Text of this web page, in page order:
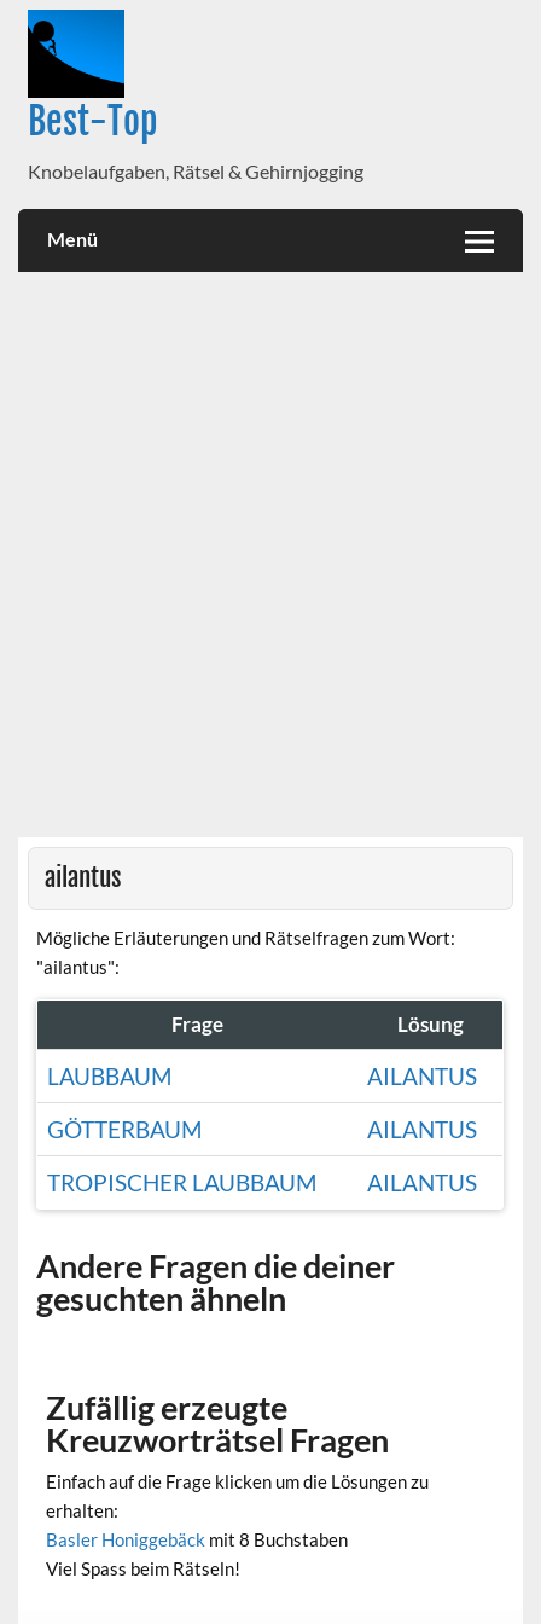
Best-Top
Knobelaufgaben, Rätsel & Gehirnjogging
Menü
ailantus
Mögliche Erläuterungen und Rätselfragen zum Wort:
"ailantus":
Frage Lösung
LAUBBAUM
AILANTUS
GÖTTERBAUM
AILANTUS
TROPISCHER LAUBBAUM
AILANTUS
Andere Fragen die deiner
gesuchten ähneln
Zufällig erzeugte
Kreuzworträtsel Fragen
Einfach auf die Frage klicken um die Lösungen zu
erhalten:
Basler Honiggebäck mit 8 Buchstaben
Viel Spass beim Rätseln!